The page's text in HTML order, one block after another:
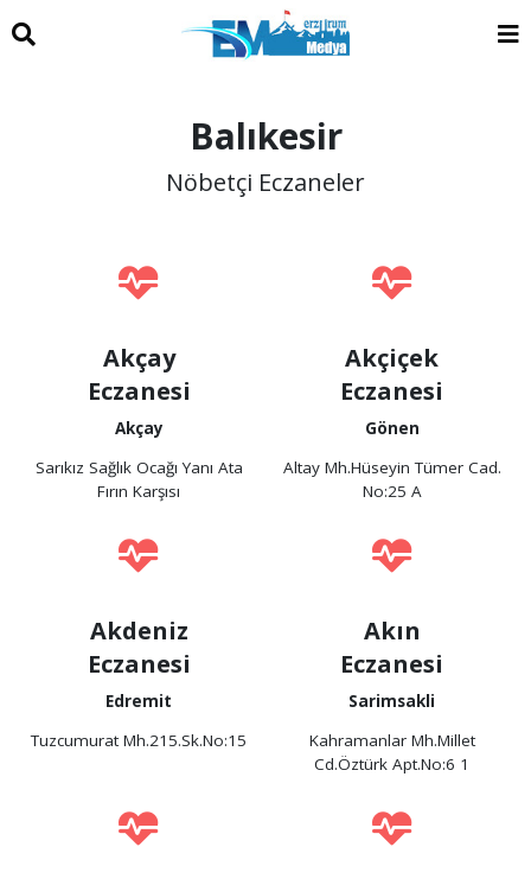
Balıkesir
Nöbetçi Eczaneler
Akçay
Eczanesi
Akçay
Sarıkız Sağlık Ocağı Yanı Ata
Fırın Karşısı
Akçiçek
Eczanesi
Gönen
Altay Mh.Hüseyin Tümer Cad.
No:25 A
Akdeniz
Eczanesi
Edremit
Tuzcumurat Mh.215.Sk.No:15
Akın
Eczanesi
Sarimsakli
Kahramanlar Mh.Millet
Cd.Öztürk Apt.No:6 1